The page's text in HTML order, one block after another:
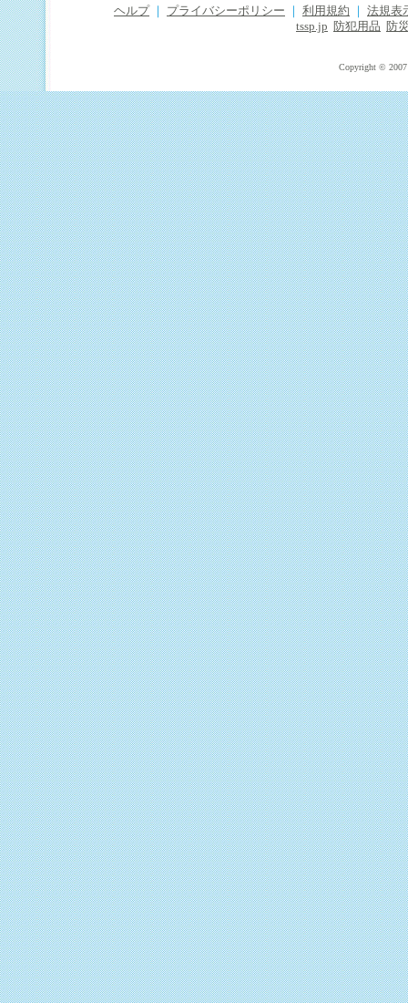
ヘルプ プライバシーポリシー 利用規約
法規表
tssp.jp
防犯用品 防
Copyright © 2007